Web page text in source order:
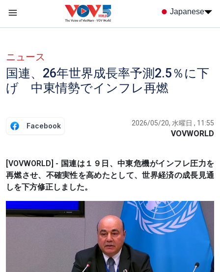
Japanese
ニュース
国連、26年世界成長率予測2.5％に下
げ 中東情勢でインフレ再燃
Facebook 2026/05/20, 水曜日 , 11:55
VOVWORLD
[VOVWORLD] - 国連は１９日、中東危機がインフレ圧力を
再燃させ、不確実性を高めたとして、世界経​済の成長見通
しを下方修正しました。